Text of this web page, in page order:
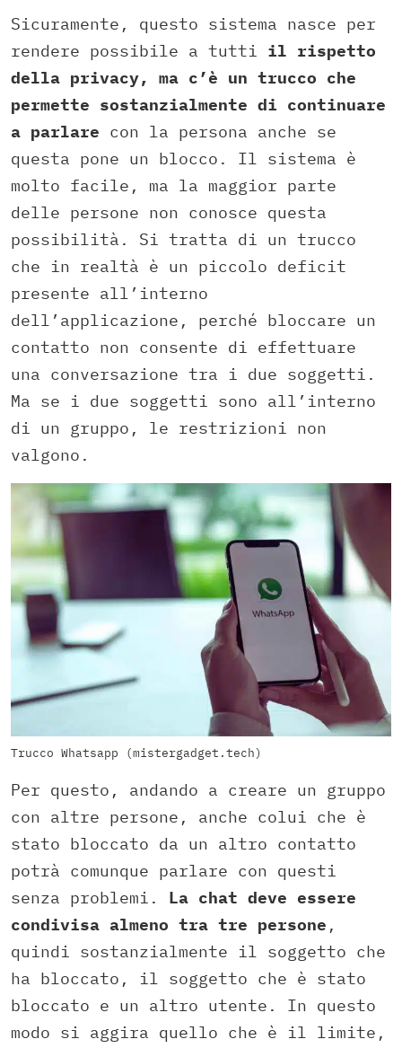
Sicuramente, questo sistema nasce per
rendere possibile a tutti il rispetto
della privacy, ma c’è un trucco che
permette sostanzialmente di continuare
a parlare con la persona anche se
questa pone un blocco. Il sistema è
molto facile, ma la maggior parte
delle persone non conosce questa
possibilità. Si tratta di un trucco
che in realtà è un piccolo deficit
presente all’interno
dell’applicazione, perché bloccare un
contatto non consente di effettuare
una conversazione tra i due soggetti.
Ma se i due soggetti sono all’interno
di un gruppo, le restrizioni non
valgono.
Trucco Whatsapp (mistergadget.tech)
Per questo, andando a creare un gruppo
con altre persone, anche colui che è
stato bloccato da un altro contatto
potrà comunque parlare con questi
senza problemi. La chat deve essere
condivisa almeno tra tre persone ,
quindi sostanzialmente il soggetto che
ha bloccato, il soggetto che è stato
bloccato e un altro utente. In questo
modo si aggira quello che è il limite,